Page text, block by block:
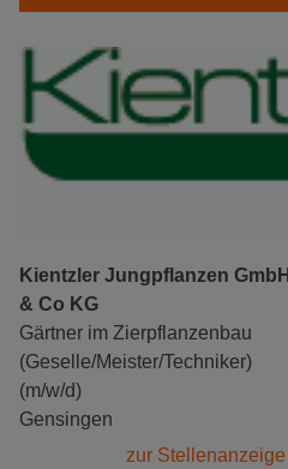
Kientzler Jungpflanzen GmbH
& Co KG
Gärtner im Zierpflanzenbau
(Geselle/Meister/Techniker)
(m/w/d)
Gensingen
zur Stellenanzeige